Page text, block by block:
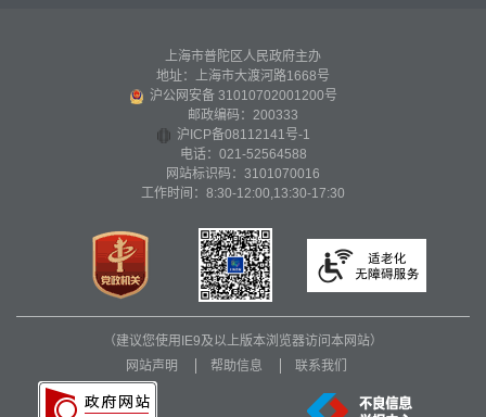
上海市普陀区人民政府主办
地址：上海市大渡河路1668号
沪公网安备 31010702001200号
邮政编码：200333
沪ICP备08112141号-1
电话：021-52564588
网站标识码：3101070016
工作时间：8:30-12:00,13:30-17:30
（建议您使用IE9及以上版本浏览器访问本网站）
网站声明
帮助信息 联系我们